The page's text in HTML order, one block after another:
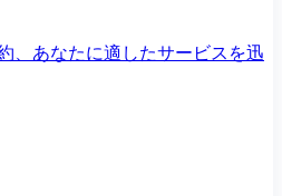
、あなたに適したサービスを迅